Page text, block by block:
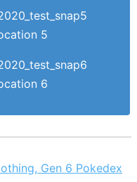
5
6
Gen 6 Pokedex